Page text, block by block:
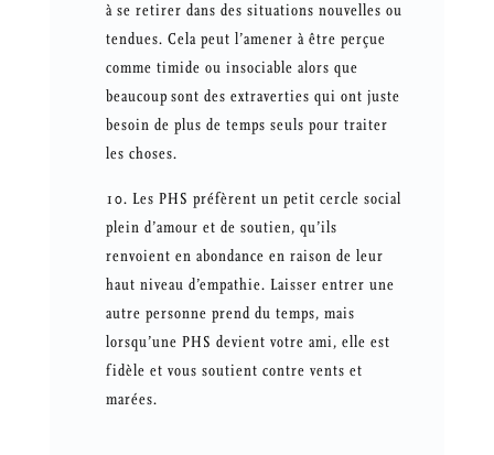
à se retirer dans des situations nouvelles ou
tendues. Cela peut l’amener à être perçue
comme timide ou insociable alors que
beaucoup sont des extraverties qui ont juste
besoin de plus de temps seuls pour traiter
les choses.
Les PHS préfèrent un petit cercle social
plein d’amour et de soutien, qu’ils
renvoient en abondance en raison de leur
haut niveau d’empathie. Laisser entrer une
autre personne prend du temps, mais
lorsqu’une PHS devient votre ami, elle est
fidèle et vous soutient contre vents et
marées.